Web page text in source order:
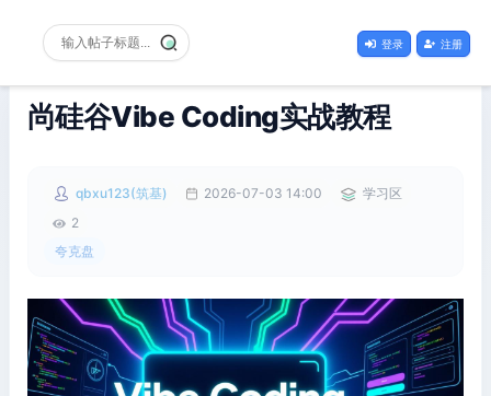
登录 注册
尚硅谷Vibe Coding实战教程
qbxu123(筑基) 2026-07-03 14:00
学习区
2
夸克盘